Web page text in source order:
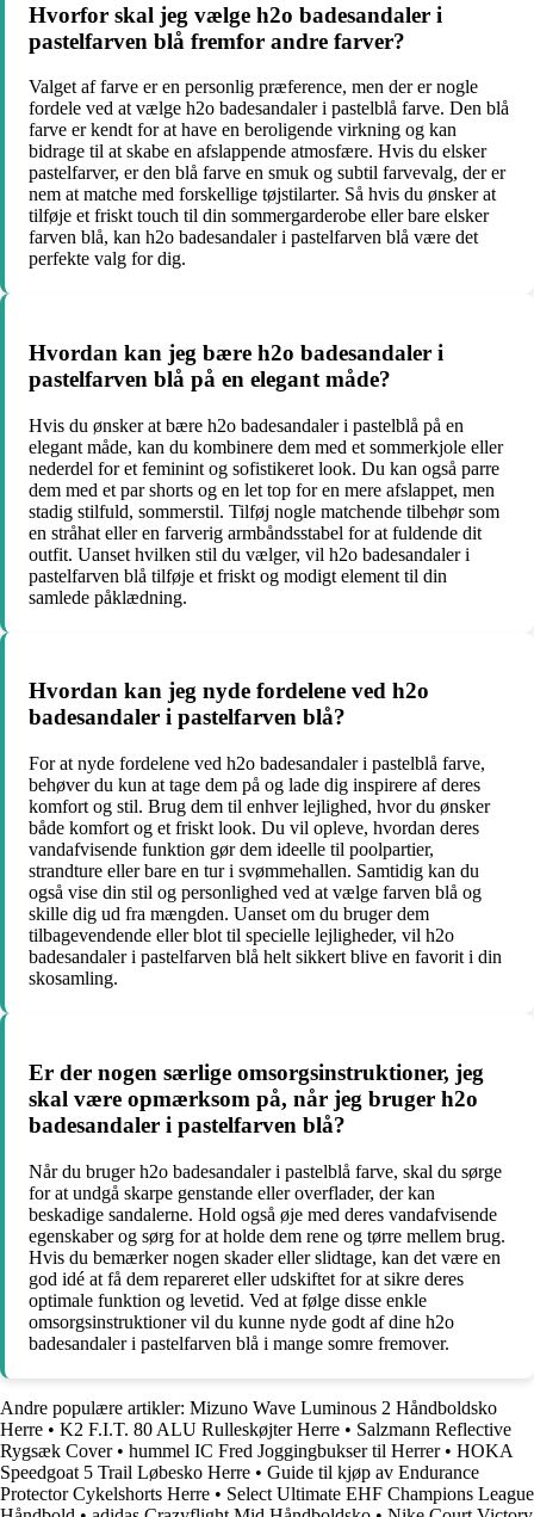
Hvorfor skal jeg vælge h2o badesandaler i
pastelfarven blå fremfor andre farver?
Valget af farve er en personlig præference, men der er nogle
fordele ved at vælge h2o badesandaler i pastelblå farve. Den blå
farve er kendt for at have en beroligende virkning og kan
bidrage til at skabe en afslappende atmosfære. Hvis du elsker
pastelfarver, er den blå farve en smuk og subtil farvevalg, der er
nem at matche med forskellige tøjstilarter. Så hvis du ønsker at
tilføje et friskt touch til din sommergarderobe eller bare elsker
farven blå, kan h2o badesandaler i pastelfarven blå være det
perfekte valg for dig.
Hvordan kan jeg bære h2o badesandaler i
pastelfarven blå på en elegant måde?
Hvis du ønsker at bære h2o badesandaler i pastelblå på en
elegant måde, kan du kombinere dem med et sommerkjole eller
nederdel for et feminint og sofistikeret look. Du kan også parre
dem med et par shorts og en let top for en mere afslappet, men
stadig stilfuld, sommerstil. Tilføj nogle matchende tilbehør som
en stråhat eller en farverig armbåndsstabel for at fuldende dit
outfit. Uanset hvilken stil du vælger, vil h2o badesandaler i
pastelfarven blå tilføje et friskt og modigt element til din
samlede påklædning.
Hvordan kan jeg nyde fordelene ved h2o
badesandaler i pastelfarven blå?
For at nyde fordelene ved h2o badesandaler i pastelblå farve,
behøver du kun at tage dem på og lade dig inspirere af deres
komfort og stil. Brug dem til enhver lejlighed, hvor du ønsker
både komfort og et friskt look. Du vil opleve, hvordan deres
vandafvisende funktion gør dem ideelle til poolpartier,
strandture eller bare en tur i svømmehallen. Samtidig kan du
også vise din stil og personlighed ved at vælge farven blå og
skille dig ud fra mængden. Uanset om du bruger dem
tilbagevendende eller blot til specielle lejligheder, vil h2o
badesandaler i pastelfarven blå helt sikkert blive en favorit i din
skosamling.
Er der nogen særlige omsorgsinstruktioner, jeg
skal være opmærksom på, når jeg bruger h2o
badesandaler i pastelfarven blå?
Når du bruger h2o badesandaler i pastelblå farve, skal du sørge
for at undgå skarpe genstande eller overflader, der kan
beskadige sandalerne. Hold også øje med deres vandafvisende
egenskaber og sørg for at holde dem rene og tørre mellem brug.
Hvis du bemærker nogen skader eller slidtage, kan det være en
god idé at få dem repareret eller udskiftet for at sikre deres
optimale funktion og levetid. Ved at følge disse enkle
omsorgsinstruktioner vil du kunne nyde godt af dine h2o
badesandaler i pastelfarven blå i mange somre fremover.
Andre populære artikler: Mizuno Wave Luminous 2 Håndboldsko
Herre • K2 F.I.T. 80 ALU Rulleskøjter Herre • Salzmann Reflective
Rygsæk Cover• hummel IC Fred Joggingbukser til Herrer• HOKA
Speedgoat 5 Trail Løbesko Herre • Guide til kjøp av Endurance
Protector Cykelshorts Herre • Select Ultimate EHF Champions League